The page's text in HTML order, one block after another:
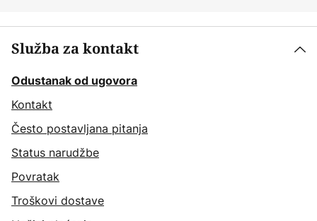
Služba za kontakt
Odustanak od ugovora
Kontakt
Često postavljana pitanja
Status narudžbe
Povratak
Troškovi dostave